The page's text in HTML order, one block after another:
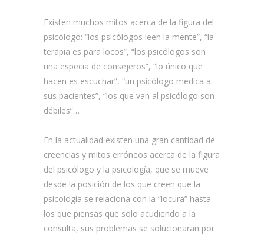
Existen muchos mitos acerca de la figura del
psicólogo: “los psicólogos leen la mente”, “la
terapia es para locos”, “los psicólogos son
una especia de consejeros”, “lo único que
hacen es escuchar”, “un psicólogo medica a
sus pacientes”, “los que van al psicólogo son
débiles”…
En la actualidad existen una gran cantidad de
creencias y mitos erróneos acerca de la figura
del psicólogo y la psicología, que se mueve
desde la posición de los que creen que la
psicología se relaciona con la “locura” hasta
los que piensas que solo acudiendo a la
consulta, sus problemas se solucionaran por